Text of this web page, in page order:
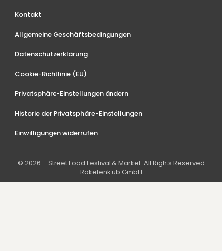
Kontakt
Allgemeine Geschäftsbedingungen
Datenschutzerklärung
Cookie-Richtlinie (EU)
Privatsphäre-Einstellungen ändern
Historie der Privatsphäre-Einstellungen
Einwilligungen widerrufen
© 2026 – Street Food Festival & Market. All Rights Reserved
Raketenklub GmbH